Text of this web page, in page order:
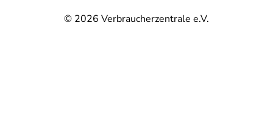
© 2026 Verbraucherzentrale e.V.